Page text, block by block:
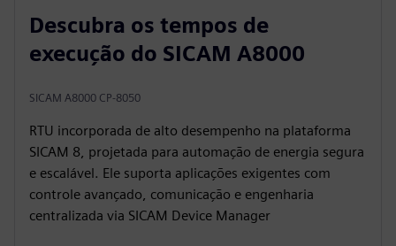
Descubra os tempos de
execução do SICAM A8000
SICAM A8000 CP-8050
RTU incorporada de alto desempenho na plataforma
SICAM 8, projetada para automação de energia segura
e escalável. Ele suporta aplicações exigentes com
controle avançado, comunicação e engenharia
centralizada via SICAM Device Manager